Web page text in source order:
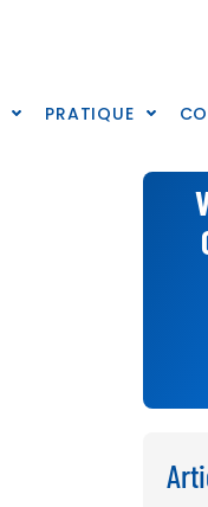
PRATIQUE